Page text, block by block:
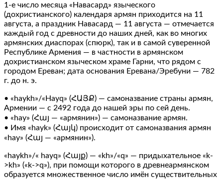
1-е число месяца «Навасард» языческого
(дохристианского) календаря армян приходится на 11
августа, а праздник Навасард — 11 августа — отмечается
каждый год с древности до наших дней, как во многих
армянских диаспорах (спюрк), так и в самой суверенной
Республике Армения — в частности в армянском
дохристианском языческом храме Гарни, что рядом с
городом Ереван; дата основания Еревана/Эребуни — 782
г. до н. э.
• «haykh»/«Hayq» (ՀԱՅՔ) — самоназвание страны армян,
Армении — c 2492 года до нашей эры по сей день.
• «hay» (Հայ — «армянин») — самоназвание армян.
• Имя «hayk» (Հայկ) происходит от самоназвания армян
«hay» (Հայ — «армянин»).
«haykh»/« hayq» (Հայք) — «kh»/«q» — придыхательное «k-
>kh» («k->q»), при помощи которого в древнеармянском
образуется множественное число имён существительных